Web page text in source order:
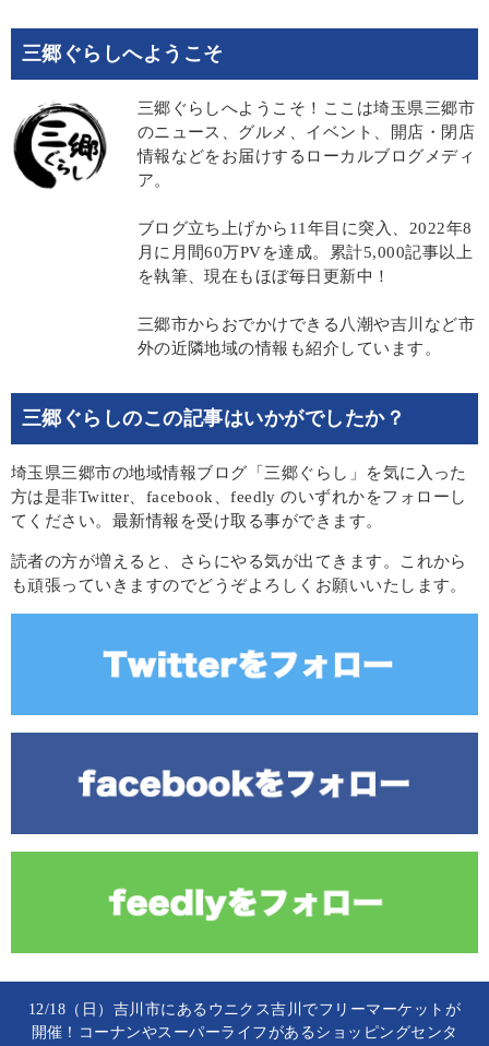
三郷ぐらしへようこそ
三郷ぐらしへようこそ！ここは埼玉県三郷市
のニュース、グルメ、イベント、開店・閉店
情報などをお届けするローカルブログメディ
ア。
ブログ立ち上げから11年目に突入、2022年8
月に月間60万PVを達成。累計5,000記事以上
を執筆、現在もほぼ毎日更新中！
三郷市からおでかけできる八潮や吉川など市
外の近隣地域の情報も紹介しています。
三郷ぐらしのこの記事はいかがでしたか？
埼玉県三郷市の地域情報ブログ「三郷ぐらし」を気に入った
方は是非Twitter、facebook、feedly のいずれかをフォローし
てください。最新情報を受け取る事ができます。
読者の方が増えると、さらにやる気が出てきます。これから
も頑張っていきますのでどうぞよろしくお願いいたします。
12/18（日）吉川市にあるウニクス吉川でフリーマーケットが
開催！コーナンやスーパーライフがあるショッピングセンタ